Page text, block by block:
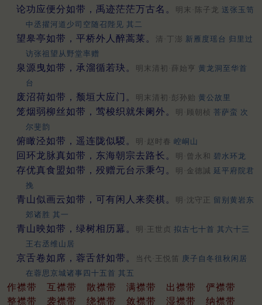
论功应便分如带，禹迹茫茫万古名。 明末·陈子龙 送张玉笥
中丞擢河道少司空随召陛见 其二
望皋亭如带，平桥外人醉蒿莱。 清·丁澎 新雁度瑶台 归里过
访张祖望从野堂率赠
泉源曳如带，承溜循若玦。 明末清初·薛始亨 黄龙洞至华首
台
废沼荷如带，颓垣大应门。 明末清初·彭孙贻 黄公故里
笼烟弱柳丝如带，莺梭织就朱阑外。 明·顾朝桢 菩萨蛮 次
尔斐韵
俯瞰泾如带，遥连陇似騣。 明·赵时春 崆峒山
回环龙脉真如带，东海朝宗去路长。 明·曾永和 碧水环龙
存优真食盟如带，殁赠元台示秉匀。 明·金德諴 延平府院君
挽
青山似画云如带，可有闲人来奕棋。 明·沈守正 留别黄岩东
郊诸胜 其一
青山映如带，绿树相历羃。 明·王世贞 拟古七十首 其六十三
王右丞维山居
京舌卷如席，蓉舌舒如带。 当代·王悦笛 庚子自冬徂秋闲居
在蓉思京城诸事四十五首 其五
作襟带 互襟带 散襟带 满襟带 出襟带
俨襟带
整襟带
袭襟带 绕襟带 敛襟带 湿襟带 纳襟带